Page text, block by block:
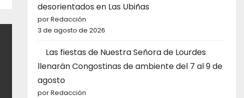
desorientados en Las Ubiñas
por Redacción
3 de agosto de 2026
Las fiestas de Nuestra Señora de Lourdes
llenarán Congostinas de ambiente del 7 al 9 de
agosto
por Redacción